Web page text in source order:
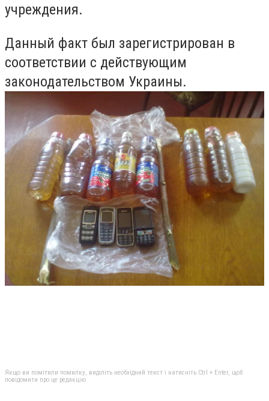
учреждения.
Данный факт был зарегистрирован в
соответствии с действующим
законодательством Украины.
Якщо ви помітили помилку, виділіть необхідний текст і натисніть Ctrl + Enter, щоб
повідомити про це редакцію